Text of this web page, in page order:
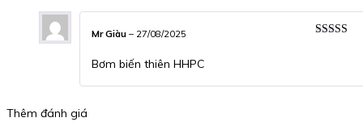
Mr Giàu – 27/08/2025
Bơm biến thiên HHPC
Thêm đánh giá